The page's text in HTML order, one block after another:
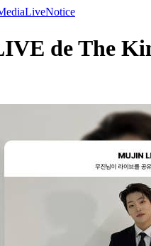
LiveNotice
de The